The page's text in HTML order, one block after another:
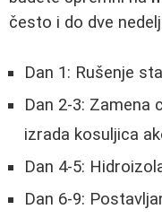
često i do dve
Dan 1: Rušenje
Dan 2-3: Zamena
izrada kosuljica
Dan 4-5:
Dan 6-9: